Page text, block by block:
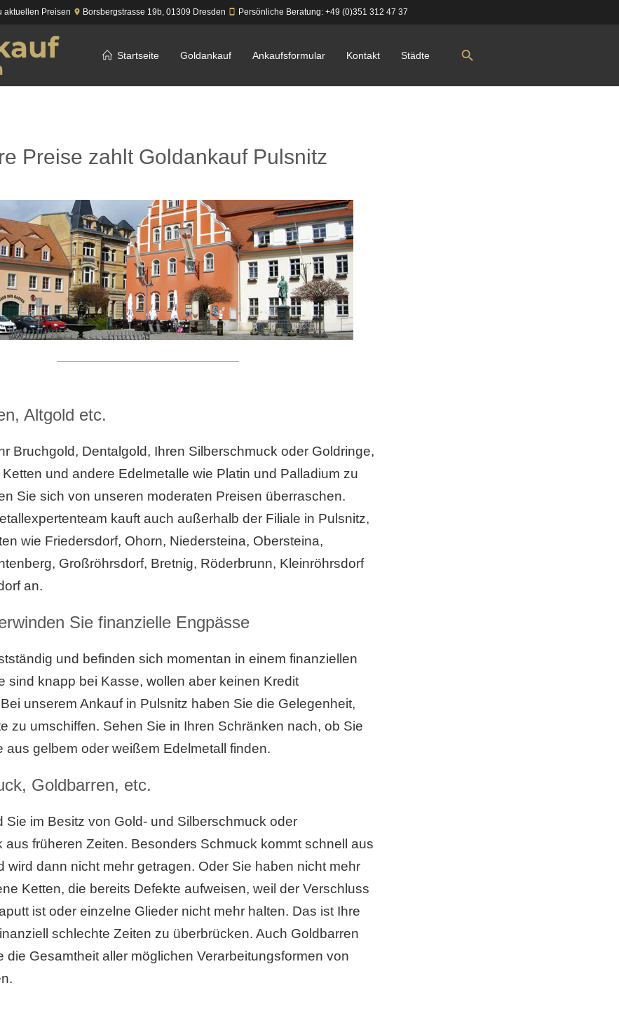
aktuellen Preisen Borsbergstrasse 19b,01309 Dresden Persönliche Beratung: +49 (0)351 312 47 37
Startseite Goldankauf Ankaufsformular Kontakt Städte
Preise zahlt Goldankauf Pulsnitz
Altgold etc.
Bruchgold, Dentalgold, Ihren Silberschmuck oder Goldringe,
und andere Edelmetalle wie Platin und Palladium zu
Sie sich von unseren moderaten Preisen überraschen.
kauft auch außerhalb der Filiale in Pulsnitz,
wie Friedersdorf, Ohorn, Niedersteina, Obersteina,
Großröhrsdorf, Bretnig, Röderbrunn, Kleinröhrsdorf
an.
Sie finanzielle Engpässe
und befinden sich momentan in einem finanziellen
sind knapp bei Kasse, wollen aber keinen Kredit
unserem Ankauf in Pulsnitz haben Sie die Gelegenheit,
zu umschiffen. Sehen Sie in Ihren Schränken nach, ob Sie
aus gelbem oder weißem Edelmetall finden.
Goldbarren, etc.
Sie im Besitz von Gold- und Silberschmuck oder
aus früheren Zeiten. Besonders Schmuck kommt schnell aus
wird dann nicht mehr getragen. Oder Sie haben nicht mehr
Ketten, die bereits Defekte aufweisen, weil der Verschluss
ist oder einzelne Glieder nicht mehr halten. Das ist Ihre
schlechte Zeiten zu überbrücken. Auch Goldbarren
die Gesamtheit aller möglichen Verarbeitungsformen von